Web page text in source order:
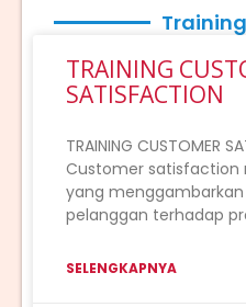
TRAINING
SATISFACTION
TRAINING CUSTOMER
Customer satisfaction
yang
pelanggan terhadap
SELENGKAPNYA